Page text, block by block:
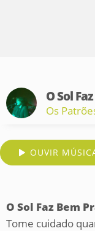
O Sol
Os
OUVIR
O Sol Faz Bem
Tome cuidado